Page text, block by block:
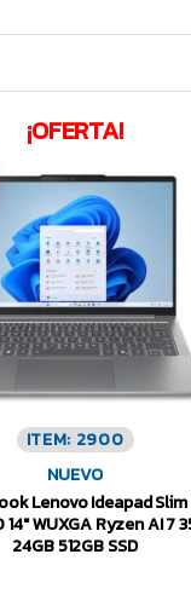
¡OFERTA!
ITEM: 2900
NUEVO
Lenovo Ideapad Slim
14″ WUXGA Ryzen AI 7
24GB 512GB SSD